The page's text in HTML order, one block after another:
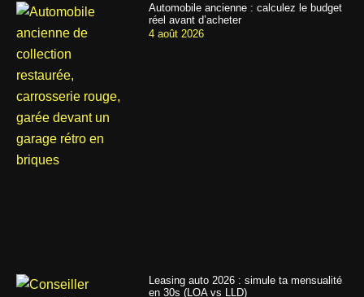
Automobile ancienne : calculez le budget
réel avant d’acheter
4 août 2026
Leasing auto 2026 : simule ta mensualité
en 30s (LOA vs LLD)